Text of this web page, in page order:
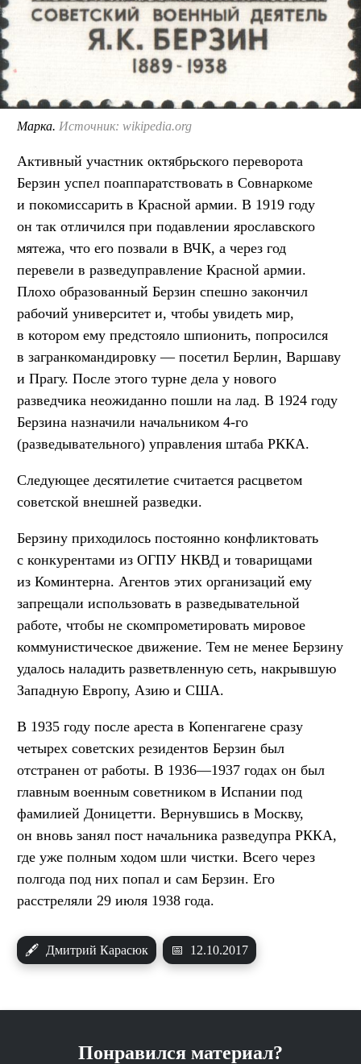
Марка. Источник: wikipedia.org
Активный участник октябрьского переворота
Берзин успел поаппаратствовать в Совнаркоме
и покомиссарить в Красной армии. В 1919 году
он так отличился при подавлении ярославского
мятежа, что его позвали в ВЧК, а через год
перевели в разведуправление Красной армии.
Плохо образованный Берзин спешно закончил
рабочий университет и, чтобы увидеть мир,
в котором ему предстояло шпионить, попросился
в загранкомандировку — посетил Берлин, Варшаву
и Прагу. После этого турне дела у нового
разведчика неожиданно пошли на лад. В 1924 году
Берзина назначили начальником 4-го
(разведывательного) управления штаба РККА.
Следующее десятилетие считается расцветом
советской внешней разведки.
Берзину приходилось постоянно конфликтовать
с конкурентами из ОГПУ НКВД и товарищами
из Коминтерна. Агентов этих организаций ему
запрещали использовать в разведывательной
работе, чтобы не скомпрометировать мировое
коммунистическое движение. Тем не менее Берзину
удалось наладить разветвленную сеть, накрывшую
Западную Европу, Азию и США.
В 1935 году после ареста в Копенгагене сразу
четырех советских резидентов Берзин был
отстранен от работы. В 1936—1937 годах он был
главным военным советником в Испании под
фамилией Доницетти. Вернувшись в Москву,
он вновь занял пост начальника разведупра РККА,
где уже полным ходом шли чистки. Всего через
полгода под них попал и сам Берзин. Его
расстреляли 29 июля 1938 года.
🖋 Дмитрий Карасюк 📅 12.10.2017
Понравился материал?